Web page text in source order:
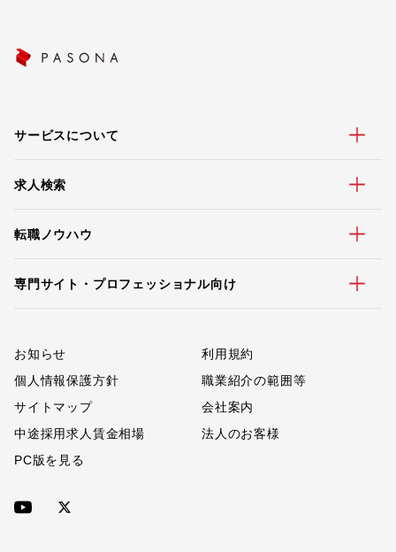
サービスについて
求人検索
転職ノウハウ
専門サイト・プロフェッショナル向け
お知らせ
利用規約
個人情報保護方針
職業紹介の範囲等
サイトマップ
会社案内
中途採用求人賃金相場
法人のお客様
PC版を見る